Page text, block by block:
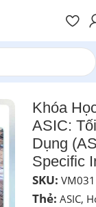
Khóa
ASIC:
Dụng
Specific
SKU: VM031
Thẻ: ASIC,